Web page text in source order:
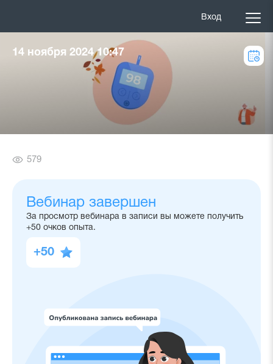
Вход
14 ноября 2024 10:47
Количество
579
Вебинар завершен
За просмотр вебинара в записи вы можете получить
+50 очков опыта.
+50